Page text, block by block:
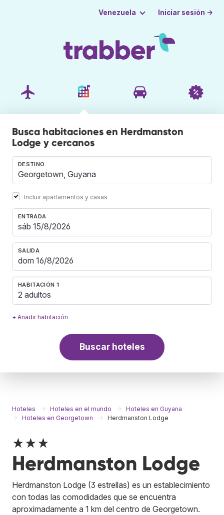
Venezuela Iniciar sesión →
Busca habitaciones en Herdmanston
Lodge y cercanos
DESTINO
Incluir apartamentos y casas
ENTRADA
SALIDA
HABITACIÓN 1
2 adultos
+ Añadir habitación
Buscar hoteles
Hoteles Hoteles en el mundo
Hoteles en Guyana
Hoteles en Georgetown
Herdmanston Lodge
★★★
Herdmanston Lodge
Herdmanston Lodge (3 estrellas) es un establecimiento
con todas las comodidades que se encuentra
aproximadamente a 1 km del centro de Georgetown.